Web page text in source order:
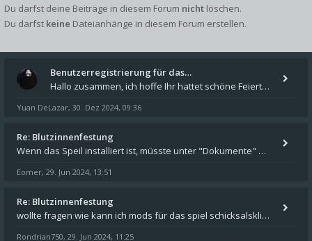
Du darfst deine Beiträge in diesem Forum nicht löschen.
Du darfst keine Dateianhänge in diesem Forum erstellen.
Benutzerregistrierung für das…
Hallo zusammen, ich hoffe Ihr hattet schöne Feiertage und kommt auch gut ins neue Jahr. Ich schreibe hier kurz zur Infor
Yuan DeLazar, 30. Dez 2024, 09:36
Re: Blutzinnenfestung
Wenn das Speil installiert ist, müsste unter "Dokumente" auf Deinem Rechner ein Verzeichnis "blade of destiny" sein. Dar
Eomer, 29. Jun 2024, 13:51
Re: Blutzinnenfestung
wollte fragen wie kann ich mods für das spiel schicksalsklinge in das spieleverzeichnis kopieren und in welches
Rondrian750, 29. Jun 2024, 11:25